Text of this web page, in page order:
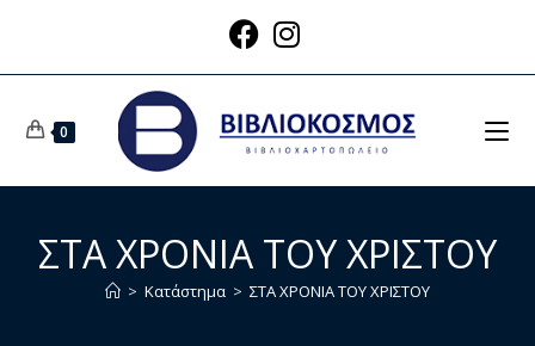
0
ΣΤΑ ΧΡΟΝΙΑ ΤΟΥ ΧΡΙΣΤΟΥ
> Κατάστημα > ΣΤΑ ΧΡΟΝΙΑ ΤΟΥ ΧΡΙΣΤΟΥ